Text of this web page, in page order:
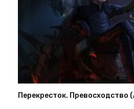
Перекресток. Превосходство